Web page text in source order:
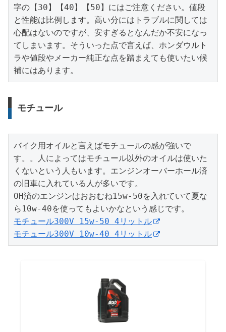
字の【30】【40】【50】にはご注意ください。値段
と性能は比例します。高い分にはトラブルに関しては
心配はないのですが、安すぎるとなんだか不安になっ
てしまいます。そういった点で言えば、ホンダウルト
ラや値段やメーカー純正な点を踏まえても使いたい候
補にはあります。
モチュール
バイク用オイルと言えばモチュールの感が強いで
す。。人によってはモチュール以外のオイルは使いた
くないという人もいます。エンジンオーバーホール済
の旧車に入れている人が多いです。
OH済のエンジンはおおむね15w-50を入れていて夏な
モチュール300V 15w-50 4リットル
モチュール300V 10w-40 4リットル